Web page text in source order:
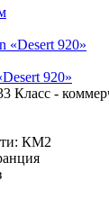
920»
Класс -
КМ2